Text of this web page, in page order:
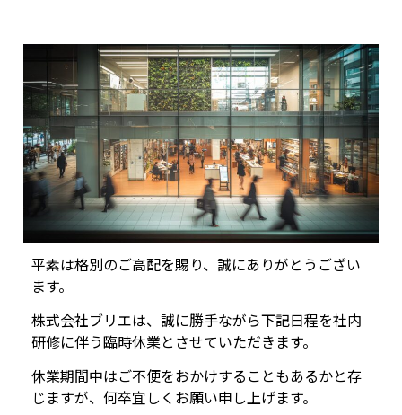
平素は格別のご高配を賜り、誠にありがとうござい
ます。
株式会社ブリエは、誠に勝手ながら下記日程を社内
研修に伴う臨時休業とさせていただきます。
休業期間中はご不便をおかけすることもあるかと存
じますが、何卒宜しくお願い申し上げます。